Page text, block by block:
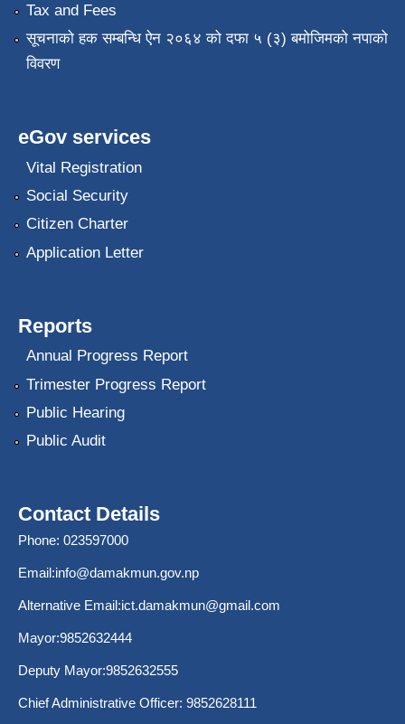
Tax and Fees
सूचनाको हक सम्बन्धि ऐन २०६४ को दफा ५ (३) बमोजिमको नपाको
विवरण
eGov services
Vital Registration
Social Security
Citizen Charter
Application Letter
Reports
Annual Progress Report
Trimester Progress Report
Public Hearing
Public Audit
Contact Details
Phone: 023597000
Email:info@damakmun.gov.np
Alternative Email:ict.damakmun@gmail.com
Mayor:9852632444
Deputy Mayor:9852632555
Chief Administrative Officer: 9852628111